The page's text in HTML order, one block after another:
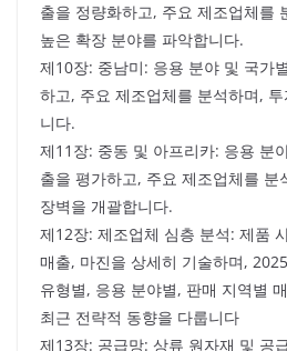
출을 정량화하고, 주요 제조업체를
높은 확장 분야를 파악합니다.
제10장: 중남미: 응용 분야 및 국가
하고, 주요 제조업체를 분석하며,
니다.
제11장: 중동 및 아프리카: 응용 분
출을 평가하고, 주요 제조업체를
장벽을 개괄합니다.
제12장: 제조업체 심층 분석: 제품
매출, 마진을 상세히 기술하며,
유형별, 응용 분야별, 판매 지역별
최근 전략적 동향을 다룹니다
제13장: 공급망: 상류 원자재 및 공